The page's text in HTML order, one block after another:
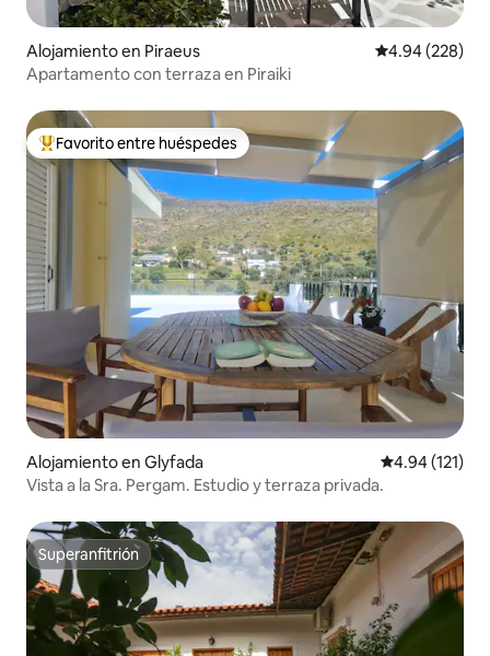
Alojamiento en Piraeus Calificación
4.94 (228)
Apartamento con terraza en Piraiki
Favorito entre huéspedes preferido
Favorito entre huéspedes
Alojamiento en Glyfada Calificación
4.94 (121)
Vista a la Sra. Pergam. Estudio y terraza privada.
Superanfitrión
Superanfitrión